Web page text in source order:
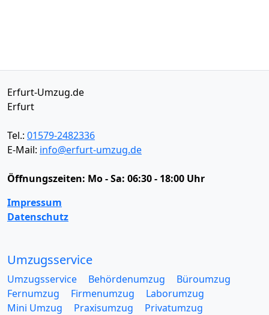
Erfurt-Umzug.de
Erfurt
Tel.: 01579-2482336
E-Mail: info@erfurt-umzug.de
Öffnungszeiten: Mo - Sa: 06:30 - 18:00 Uhr
Impressum
Datenschutz
Umzugsservice
Umzugsservice Behördenumzug
Büroumzug
Fernumzug
Firmenumzug
Laborumzug
Mini Umzug
Praxisumzug
Privatumzug